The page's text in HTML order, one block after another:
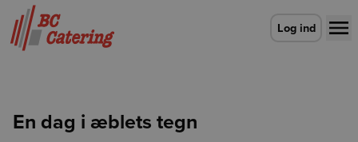
Gå til forsiden
Log ind
En dag i æblets tegn